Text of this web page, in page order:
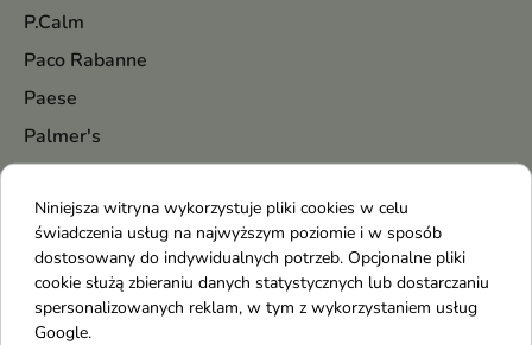
P.Calm
Paco Rabanne
Paese
Palmer's
Palu
Pani Walewska
Parfums De Marly
Paris Corner
Niniejsza witryna wykorzystuje pliki cookies w celu
świadczenia usług na najwyższym poziomie i w sposób
dostosowany do indywidualnych potrzeb. Opcjonalne pliki
cookie służą zbieraniu danych statystycznych lub dostarczaniu
spersonalizowanych reklam, w tym z wykorzystaniem usług
Google.